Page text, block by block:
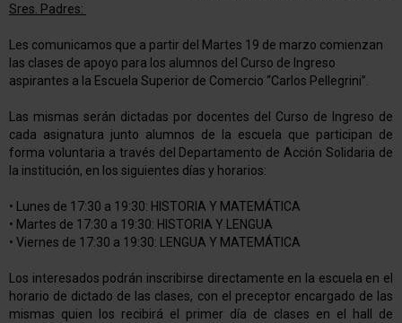
Sres. Padres:
Les comunicamos que a partir del Martes 19 de marzo comienzan
las clases de apoyo para los alumnos del Curso de Ingreso
aspirantes a la Escuela Superior de Comercio “Carlos Pellegrini”.
Las mismas serán dictadas por docentes del Curso de Ingreso de
cada asignatura junto alumnos de la escuela que participan de
forma voluntaria a través del Departamento de Acción Solidaria de
la institución, en los siguientes días y horarios:
• Lunes de 17:30 a 19:30: HISTORIA Y MATEMÁTICA
• Martes de 17:30 a 19:30: HISTORIA Y LENGUA
• Viernes de 17:30 a 19:30: LENGUA Y MATEMÁTICA
Los interesados podrán inscribirse directamente en la escuela en el
horario de dictado de las clases, con el preceptor encargado de las
mismas quien los recibirá el primer día de clases en el hall de